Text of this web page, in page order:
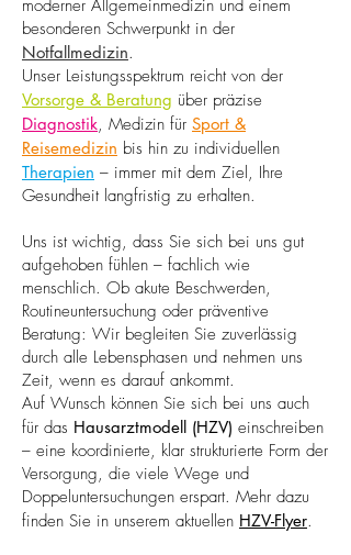
moderner Allgemeinmedizin und einem
besonderen Schwerpunkt in der
Notfallmedizin.
Unser Leistungsspektrum reicht von der
Vorsorge & Beratung über präzise
Diagnostik, Medizin für Sport &
Reisemedizin bis hin zu individuellen
Therapien – immer mit dem Ziel, Ihre
Gesundheit langfristig zu erhalten.
Uns ist wichtig, dass Sie sich bei uns gut
aufgehoben fühlen – fachlich wie
menschlich. Ob akute Beschwerden,
Routineuntersuchung oder präventive
Beratung: Wir begleiten Sie zuverlässig
durch alle Lebensphasen und nehmen uns
Zeit, wenn es darauf ankommt.
Auf Wunsch können Sie sich bei uns auch
für das Hausarztmodell (HZV) einschreiben
– eine koordinierte, klar strukturierte Form der
Versorgung, die viele Wege und
Doppeluntersuchungen erspart. Mehr dazu
finden Sie in unserem aktuellen HZV-Flyer.